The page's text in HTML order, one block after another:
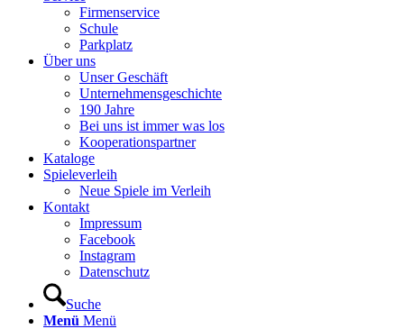
Firmenservice
Schule
Parkplatz
Über uns
Unser Geschäft
Unternehmensgeschichte
190 Jahre
Bei uns ist immer was los
Kooperationspartner
Kataloge
Spieleverleih
Neue Spiele im Verleih
Kontakt
Impressum
Facebook
Instagram
Datenschutz
Suche
Menü Menü